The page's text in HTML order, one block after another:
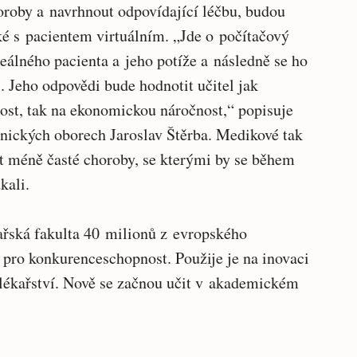
a navrhnout odpovídající léčbu, budou
s pacientem virtuálním. „Jde o počítačový
pacienta a jeho potíže a následně se ho
Jeho odpovědi bude hodnotit učitel jak
tak na ekonomickou náročnost,“ popisuje
oborech Jaroslav Štěrba. Medikové tak
časté choroby, se kterými by se během
fakulta 40 milionů z evropského
konkurenceschopnost. Použije je na inovaci
Nově se začnou učit v akademickém